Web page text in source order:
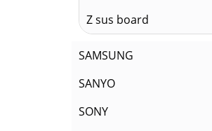
Z sus board
SAMSUNG
SANYO
SONY